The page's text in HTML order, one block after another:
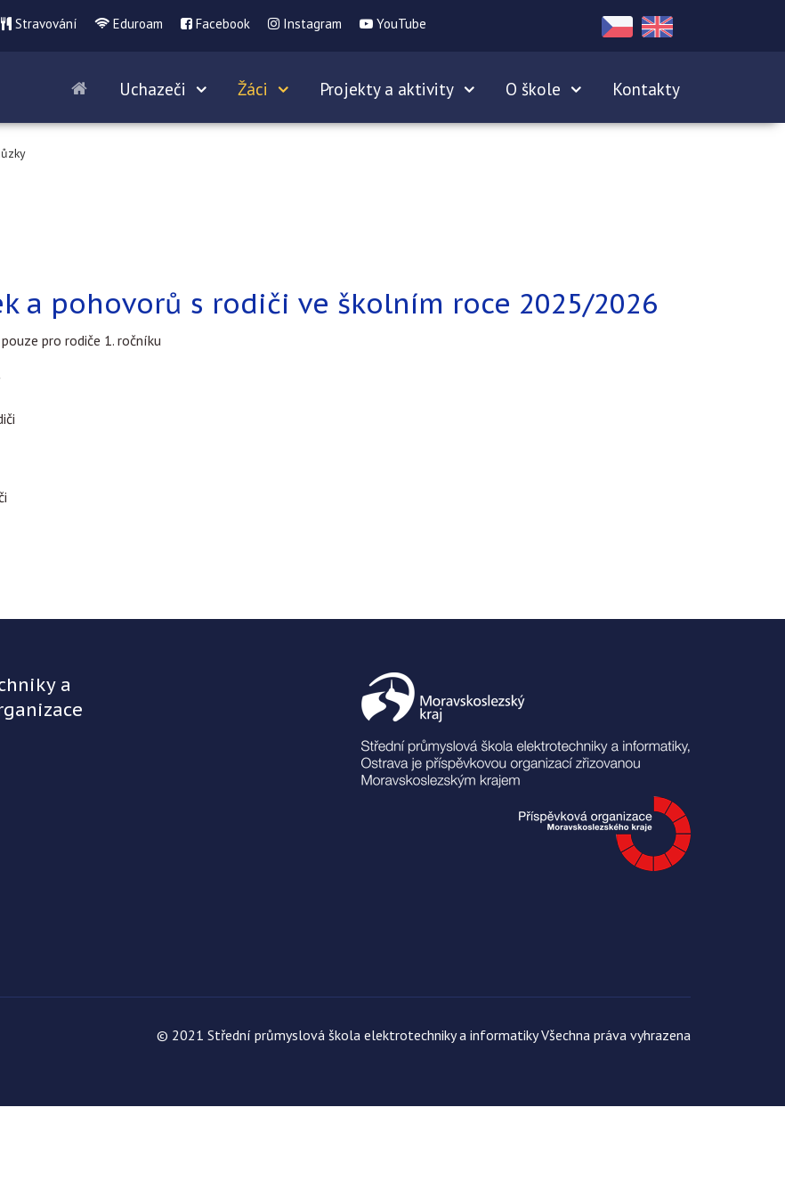
Stravování Eduroam Facebook Instagram YouTube
Uchazeči Žáci Projekty a aktivity O škole Kontakty
a pohovorů s rodiči ve školním roce 2025/2026
pro rodiče 1. ročníku
a
© 2021 Střední průmyslová škola elektrotechniky a informatiky Všechna práva vyhrazena